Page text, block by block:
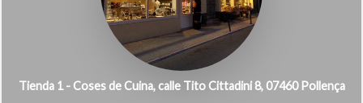
Tienda 1 - Coses de Cuina, calle Tito Cittadini 8, 07460 Pollença